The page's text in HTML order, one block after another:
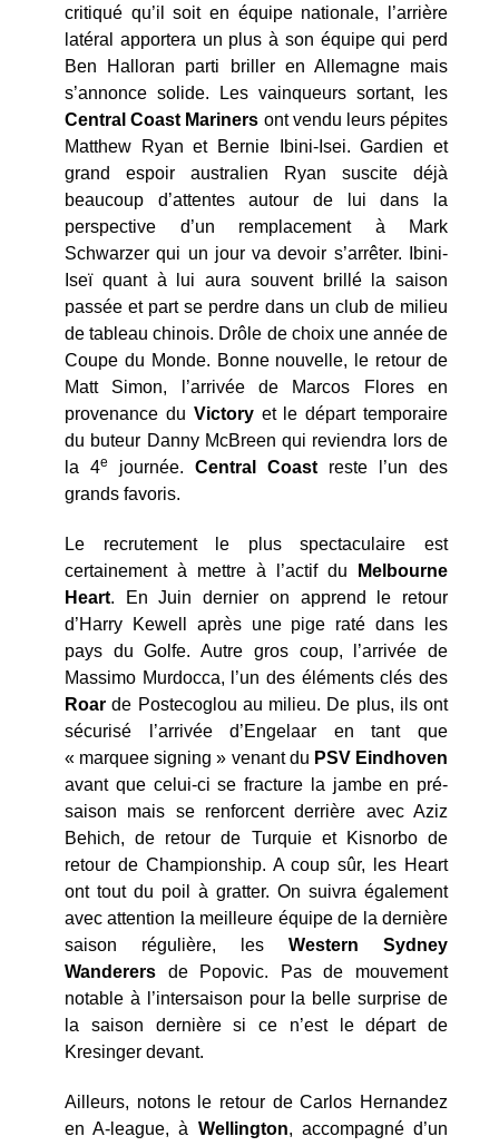
critiqué qu’il soit en équipe nationale, l’arrière
latéral apportera un plus à son équipe qui perd
Ben Halloran parti briller en Allemagne mais
s’annonce solide. Les vainqueurs sortant, les
Central Coast Mariners ont vendu leurs pépites
Matthew Ryan et Bernie Ibini-Isei. Gardien et
grand espoir australien Ryan suscite déjà
beaucoup d’attentes autour de lui dans la
perspective d’un remplacement à Mark
Schwarzer qui un jour va devoir s’arrêter. Ibini-
Iseï quant à lui aura souvent brillé la saison
passée et part se perdre dans un club de milieu
de tableau chinois. Drôle de choix une année de
Coupe du Monde. Bonne nouvelle, le retour de
Matt Simon, l’arrivée de Marcos Flores en
provenance du Victoryet le départ temporaire
du buteur Danny McBreen qui reviendra lors de
la 4e journée. Central Coastreste l’un des
grands favoris.
Le recrutement le plus spectaculaire est
certainement à mettre à l’actif du
Melbourne
Heart. En Juin dernier on apprend le retour
d’Harry Kewell après une pige raté dans les
pays du Golfe. Autre gros coup, l’arrivée de
Massimo Murdocca, l’un des éléments clés des
Roar de Postecoglou au milieu. De plus, ils ont
sécurisé l’arrivée d’Engelaar en tant que
« marquee signing » venant du PSV Eindhoven
avant que celui-ci se fracture la jambe en pré-
saison mais se renforcent derrière avec Aziz
Behich, de retour de Turquie et Kisnorbo de
retour de Championship. A coup sûr, les Heart
ont tout du poil à gratter. On suivra également
avec attention la meilleure équipe de la dernière
saison régulière, les Western Sydney
Wanderers de Popovic. Pas de mouvement
notable à l’intersaison pour la belle surprise de
la saison dernière si ce n’est le départ de
Kresinger devant.
Ailleurs, notons le retour de Carlos Hernandez
en A-league, à Wellington, accompagné d’un